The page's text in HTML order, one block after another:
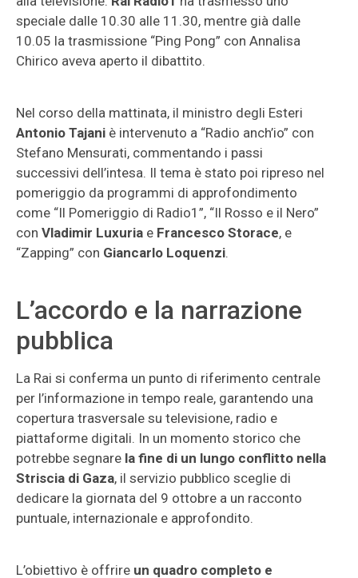
speciale dalle 10.30 alle 11.30, mentre già dalle
10.05 la trasmissione “Ping Pong” con Annalisa
Chirico aveva aperto il dibattito.
Nel corso della mattinata, il ministro degli Esteri
Antonio Tajani è intervenuto a “Radio anch’io” con
Stefano Mensurati, commentando i passi
successivi dell’intesa. Il tema è stato poi ripreso nel
pomeriggio da programmi di approfondimento
come “Il Pomeriggio di Radio1”, “Il Rosso e il Nero”
con Vladimir Luxuria e Francesco Storace, e
“Zapping” con Giancarlo Loquenzi.
L’accordo e la narrazione
pubblica
La Rai si conferma un punto di riferimento centrale
per l’informazione in tempo reale, garantendo una
copertura trasversale su televisione, radio e
piattaforme digitali. In un momento storico che
potrebbe segnare la fine di un lungo conflitto nella
Striscia di Gaza, il servizio pubblico sceglie di
dedicare la giornata del 9 ottobre a un racconto
puntuale, internazionale e approfondito.
L’obiettivo è offrire un quadro completo e